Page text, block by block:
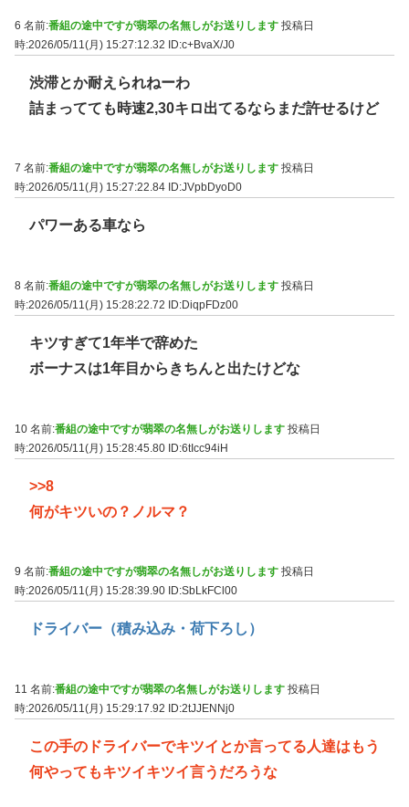
6 名前:番組の途中ですが翡翠の名無しがお送りします 投稿日
時:2026/05/11(月) 15:27:12.32 ID:c+BvaX/J0
渋滞とか耐えられねーわ
詰まってても時速2,30キロ出てるならまだ許せるけど
7 名前:番組の途中ですが翡翠の名無しがお送りします 投稿日
時:2026/05/11(月) 15:27:22.84 ID:JVpbDyoD0
パワーある車なら
8 名前:番組の途中ですが翡翠の名無しがお送りします 投稿日
時:2026/05/11(月) 15:28:22.72
ID:DiqpFDz00
キツすぎて1年半で辞めた
ボーナスは1年目からきちんと出たけどな
10 名前:番組の途中ですが翡翠の名無しがお送りします 投稿日
時:2026/05/11(月) 15:28:45.80 ID:6tIcc94iH
>>8
何がキツいの？ノルマ？
9 名前:番組の途中ですが翡翠の名無しがお送りします 投稿日
時:2026/05/11(月) 15:28:39.90 ID:SbLkFCl00
ドライバー（積み込み・荷下ろし）
11 名前:番組の途中ですが翡翠の名無しがお送りします 投稿日
時:2026/05/11(月) 15:29:17.92 ID:2tJJENNj0
この手のドライバーでキツイとか言ってる人達はもう
何やってもキツイキツイ言うだろうな